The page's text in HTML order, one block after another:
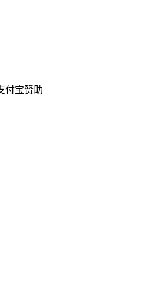
付宝赞助